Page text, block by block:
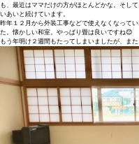
も、最近はママだけの方がほとんどかな。そし
いあいと続けています。
昨年１２月から外装工事などで使えなくなって
た。懐かしい和室。やっぱり畳は良いですね😊
もう年明け２週間もたってしまいましたが、ま